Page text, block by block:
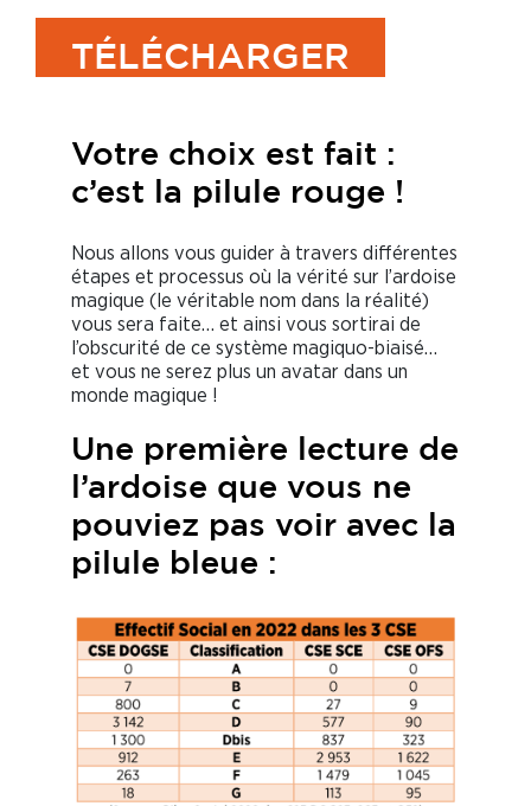
TÉLÉCHARGER
Votre choix est fait :
c’est la pilule rouge !
Nous allons vous guider à travers différentes
étapes et processus où la vérité sur l’ardoise
magique (le véritable nom dans la réalité)
vous sera faite… et ainsi vous sortirai de
l’obscurité de ce système magiquo-biaisé…
et vous ne serez plus un avatar dans un
monde magique !
Une première lecture de
l’ardoise que vous ne
pouviez pas voir avec la
pilule bleue :